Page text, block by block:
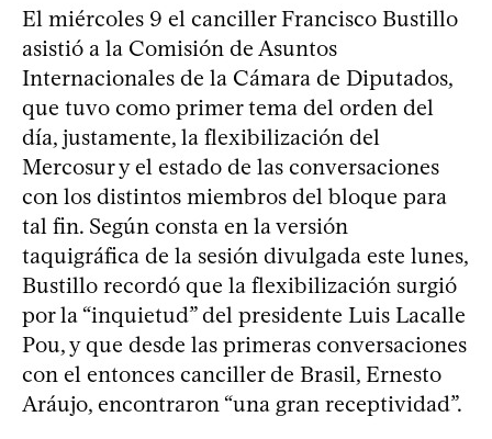
El miércoles 9 el canciller Francisco Bustillo
asistió a la Comisión de Asuntos
Internacionales de la Cámara de Diputados,
que tuvo como primer tema del orden del
día, justamente, la flexibilización del
Mercosur y el estado de las conversaciones
con los distintos miembros del bloque para
tal fin. Según consta en la versión
taquigráfica de la sesión divulgada este lunes,
Bustillo recordó que la flexibilización surgió
por la “inquietud” del presidente Luis Lacalle
Pou, y que desde las primeras conversaciones
con el entonces canciller de Brasil, Ernesto
Aráujo, encontraron “una gran receptividad”.